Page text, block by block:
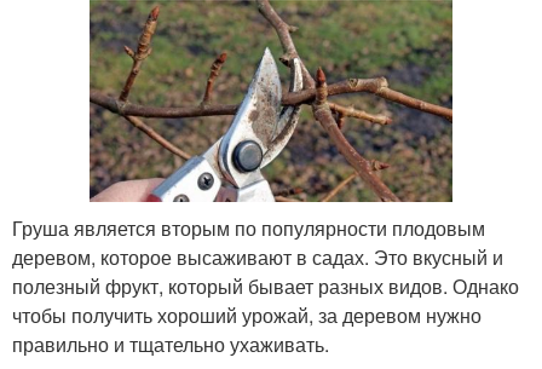
Груша является вторым по популярности плодовым
деревом, которое высаживают в садах. Это вкусный и
полезный фрукт, который бывает разных видов. Однако
чтобы получить хороший урожай, за деревом нужно
правильно и тщательно ухаживать.